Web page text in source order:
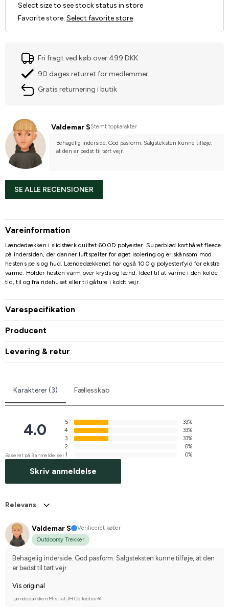
Select size to see stock status in store
Favorite store: Select favorite store
Fri fragt ved køb over 499 DKK
90 dages returret for medlemmer
Gratis returnering i butik
Valdemar SStemt topkarakter
Behagelig inderside. God pasform. Salgsteksten kunne tilføje,
at den er bedst til tørt vejr.
SE ALLE RECENSIONER
Vareinformation
Lændedækken i slidstærk quiltet 600D polyester. Superblød korthåret fleece
på indersiden, der danner luftspalter for øget isolering og er skånsom mod
hestens pels og hud. Lændedækkenet har også 100 g polyesterfyld for ekstra
varme. Holder hesten varm over kryds og lænd. Ideel til at varme i den kolde
tid, til og fra ridehuset eller til gåture i koldt vejr.
Varespecifikation
Producent
Levering & retur
Karakterer (3) Fællesskab
4.0
Baseret på 3 anmeldelser
5
33%
4
33%
3
33%
2
0%
1
0%
Skriv anmeldelse
Relevans
Valdemar S
Verificeret køber
Outdoorsy Trekker
Behagelig inderside. God pasform. Salgsteksten kunne tilføje, at den
er bedst til tørt vejr.
Vis original
Lændedækken Mistral JH Collection®